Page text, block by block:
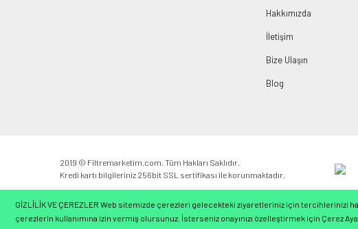
GİZLİLİK VE ÇEREZLER Web sitemizde çerezleri gelecekteki ziyaretleriniz için tercihlerinizi
çerezlerin kullanımına izin vermiş olursunuz. İsterseniz onayınızı özelleştirmek için Çerez
Hakkımızda
İletişim
Bize Ulaşın
Blog
2019 © Filtremarketim.com. Tüm Hakları Saklıdır.
Kredi kartı bilgileriniz 256bit SSL sertifikası ile korunmaktadır.